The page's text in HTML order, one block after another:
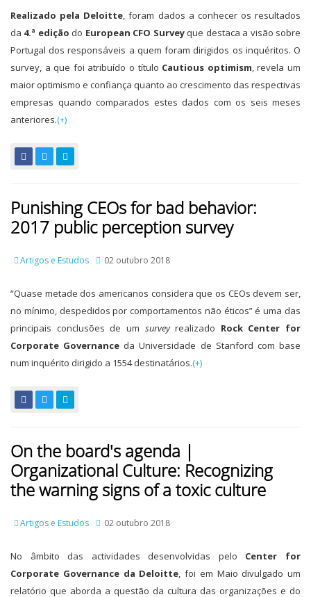
Realizado pela Deloitte, foram dados a conhecer os resultados
da 4.ª edição do European CFO Surveyque destaca a visão sobre
Portugal dos responsáveis a quem foram dirigidos os inquéritos. O
survey, a que foi atribuído o título Cautious optimism, revela um
maior optimismo e confiança quanto ao crescimento das respectivas
empresas quando comparados estes dados com os seis meses
anteriores.(+)
Punishing CEOs for bad behavior:
2017 public perception survey
Artigos e Estudos 02 outubro 2018
“Quase metade dos americanos considera que os CEOs devem ser,
no mínimo, despedidos por comportamentos não éticos” é uma das
principais conclusões de um surveyrealizado Rock Center for
Corporate Governance da Universidade de Stanford com base
num inquérito dirigido a 1554 destinatários.(+)
On the board's agenda |
Organizational Culture: Recognizing
the warning signs of a toxic culture
Artigos e Estudos 02 outubro 2018
No âmbito das actividades desenvolvidas pelo Center for
Corporate Governance da Deloitte, foi em Maio divulgado um
relatório que aborda a questão da cultura das organizações e do